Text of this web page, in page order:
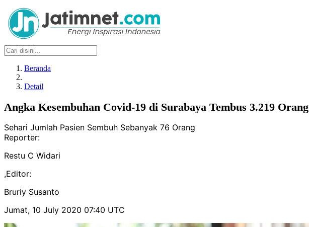
Beranda
Detail
Angka Kesembuhan Covid-19 di Surabaya Tembus 3.219 Orang
Sehari Jumlah Pasien Sembuh Sebanyak 76 Orang
Reporter:
Restu C Widari
,Editor:
Bruriy Susanto
Jumat, 10 July 2020 07:40 UTC